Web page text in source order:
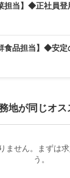
担当】◆正社員登
食品担当】◆安定
地が同じオス
ません。まずは
う。